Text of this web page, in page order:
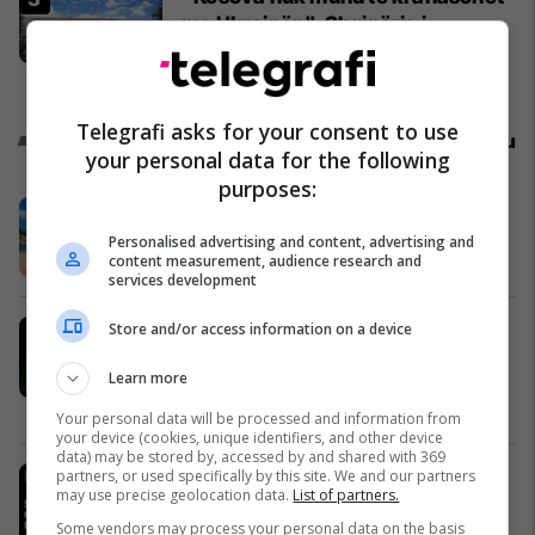
me Ukrainën", Shqipëria i
përgjigjet vizitës së Zelenskyt në
Serbi
Kosovë
Promo Reklamo këtu
Vipa Chips
Një hap më afër pronës së duhur –
Telegrafi Real Estate
Telegrafi Real Estate
IPKO, Sponsor i Artë i DokuFest
2026, mbështet filmin dhe
frymëzon gjeneratën e re të
Telegrafi asks for your consent to use
your personal data for the following
purposes:
Personalised advertising and content, advertising and
content measurement, audience research and
services development
Store and/or access information on a device
Learn more
Your personal data will be processed and information from
your device (cookies, unique identifiers, and other device
data) may be stored by, accessed by and shared with 369
partners, or used specifically by this site. We and our partners
may use precise geolocation data. List of partners.
Some vendors may process your personal data on the basis